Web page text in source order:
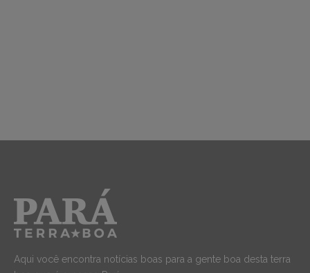
Aqui você encontra notícias boas para a gente boa desta terra